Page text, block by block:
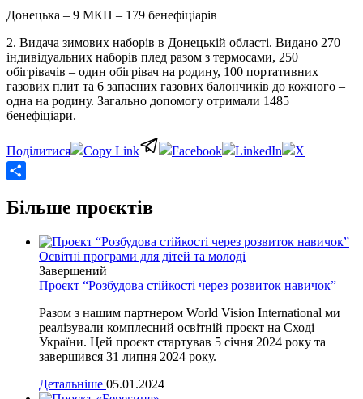
Донецька – 9 МКП – 179 бенефіціарів
2. Видача зимових наборів в Донецькій області. Видано 270
індивідуальних наборів плед разом з термосами, 250
обігрівачів – один обігрівач на родину, 100 портативних
газових плит та 6 запасних газових балончиків до кожного –
одна на родину. Загально допомогу отримали 1485
бенефіціари.
Більше проєктів
Освітні програми для дітей та молоді
Завершений
Проєкт “Розбудова стійкості через розвиток навичок”
Разом з нашим партнером World Vision International ми
реалізували комплесний освітній проєкт на Сході
України. Цей проєкт стартував 5 січня 2024 року та
завершився 31 липня 2024 року.
Детальніше 05.01.2024